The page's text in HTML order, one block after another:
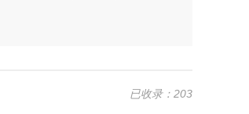
已收录：203